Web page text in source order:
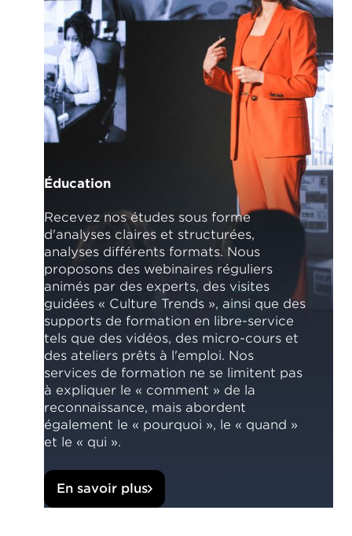
Éducation
Recevez nos études sous forme
d'analyses claires et structurées,
analyses différents formats. Nous
proposons des webinaires réguliers
animés par des experts, des visites
guidées « Culture Trends », ainsi que des
supports de formation en libre-service
tels que des vidéos, des micro-cours et
des ateliers prêts à l'emploi. Nos
services de formation ne se limitent pas
à expliquer le « comment » de la
reconnaissance, mais abordent
également le « pourquoi », le « quand »
et le « qui ».
En savoir plus